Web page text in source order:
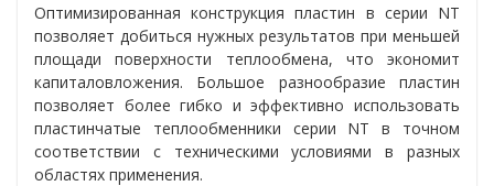
Оптимизированная конструкция пластин в серии NT
позволяет добиться нужных результатов при меньшей
площади поверхности теплообмена, что экономит
капиталовложения. Большое разнообразие пластин
позволяет более гибко и эффективно использовать
пластинчатые теплообменники серии NT в точном
соответствии с техническими условиями в разных
областях применения.